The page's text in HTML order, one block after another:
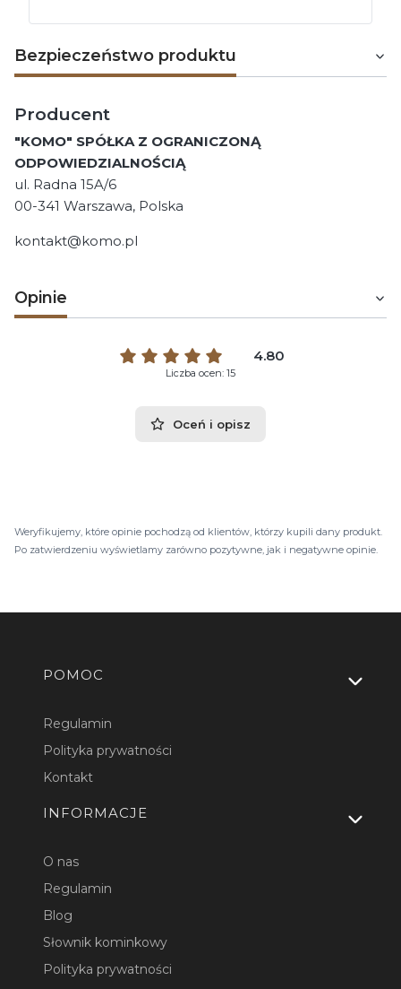
Bezpieczeństwo produktu
Producent
"KOMO" SPÓŁKA Z OGRANICZONĄ
ODPOWIEDZIALNOŚCIĄ
ul. Radna 15A/6
00-341 Warszawa, Polska
kontakt@komo.pl
Opinie
4.80
Liczba ocen: 15
Oceń i opisz
Weryfikujemy, które opinie pochodzą od klientów, którzy kupili dany produkt.
Po zatwierdzeniu wyświetlamy zarówno pozytywne, jak i negatywne opinie.
Linki w stopce
POMOC
Regulamin
Polityka prywatności
Kontakt
INFORMACJE
O nas
Regulamin
Blog
Słownik kominkowy
Polityka prywatności